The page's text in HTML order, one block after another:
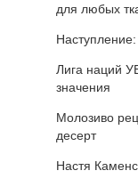
для любых
Лига наций
значения
Молозиво
десерт
Настя